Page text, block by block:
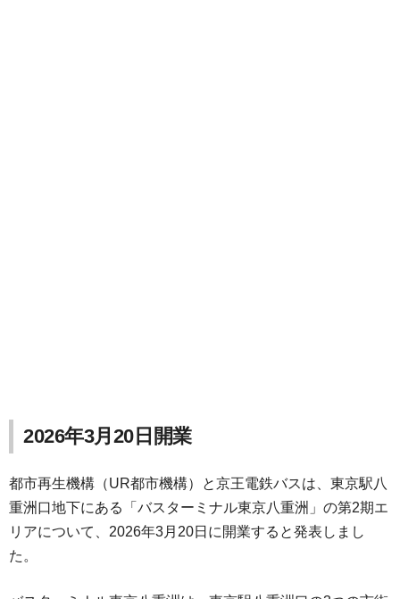
2026年3月20日開業
都市再生機構（UR都市機構）と京王電鉄バスは、東京駅八
重洲口地下にある「バスターミナル東京八重洲」の第2期エ
リアについて、2026年3月20日に開業すると発表しまし
た。